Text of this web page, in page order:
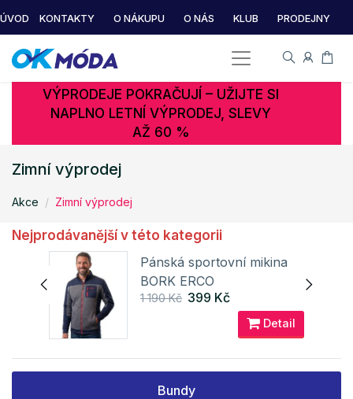
ÚVOD KONTAKTY O NÁKUPU O NÁS KLUB PRODEJNY
VÝPRODEJE POKRAČUJÍ – UŽIJTE SI
NAPLNO LETNÍ VÝPRODEJ, SLEVY
AŽ 60 %
Zimní výprodej
Akce Zimní výprodej
Nejprodávanější v této kategorii
Pánská sportovní mikina
BORK ERCO
1 190 Kč 399 Kč
Detail
Bundy